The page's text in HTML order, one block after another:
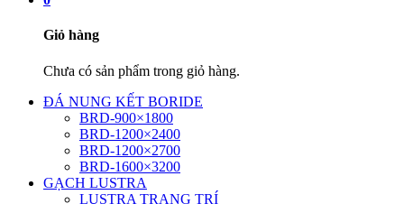
Giỏ hàng
Chưa có sản phẩm trong giỏ hàng.
ĐÁ NUNG KẾT BORIDE
BRD-900×1800
BRD-1200×2400
BRD-1200×2700
BRD-1600×3200
GẠCH LUSTRA
LUSTRA TRANG TRÍ